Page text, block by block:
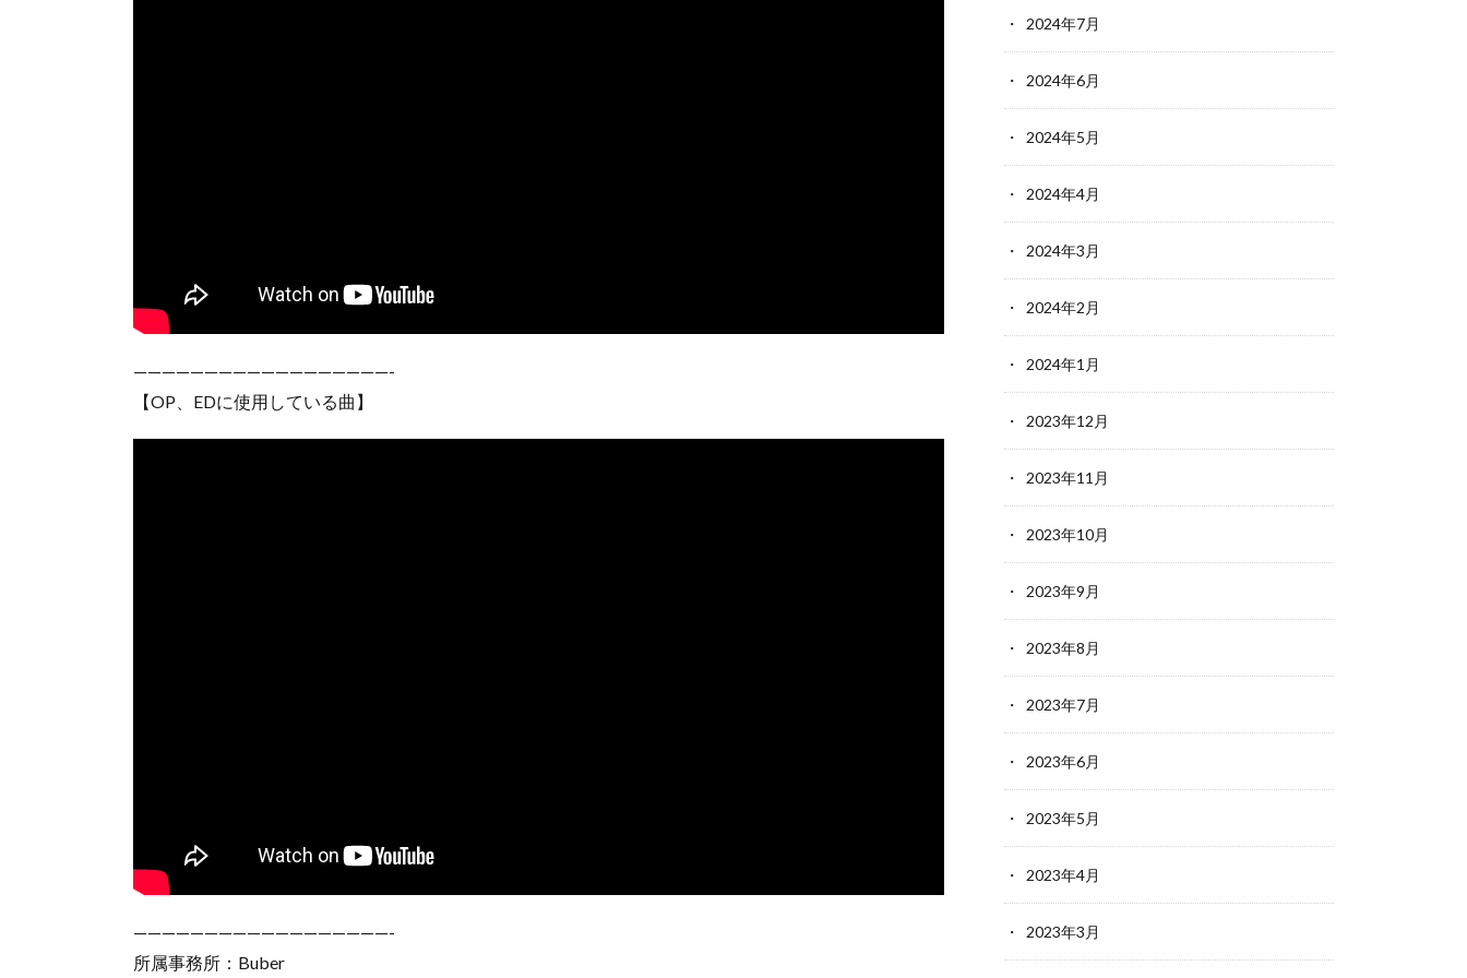
——————————————————-
【OP、EDに使用している曲】
——————————————————-
所属事務所：Buber
2024年7月
2024年6月
2024年5月
2024年4月
2024年3月
2024年2月
2024年1月
2023年12月
2023年11月
2023年10月
2023年9月
2023年8月
2023年7月
2023年6月
2023年5月
2023年4月
2023年3月